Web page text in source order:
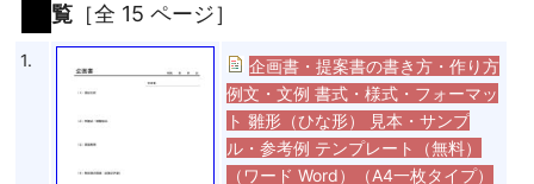
覧 ［全 15 ページ］
1.
企画書・提案書の書き方・作り方
例文・文例 書式・様式・フォーマッ
ト 雛形（ひな形） 見本・サンプ
ル・参考例 テンプレート（無料）
（ワード Word）（A4一枚タイプ）